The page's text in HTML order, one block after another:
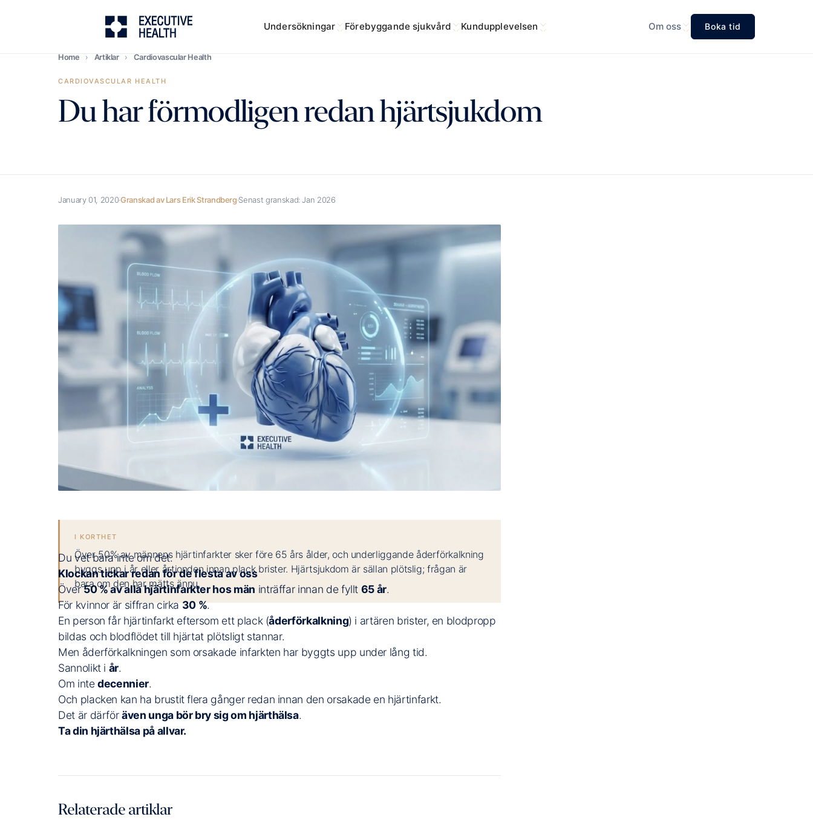
Undersökningar Förebyggande sjukvård Kundupplevelsen Om oss Boka tid
Home › Artiklar › Cardiovascular Health
CARDIOVASCULAR HEALTH
Du har förmodligen redan hjärtsjukdom
January 01, 2020·Granskad av Lars Erik Strandberg·Senast granskad:Jan 2026
I KORTHET
Över 50% av männens hjärtinfarkter sker före 65 års ålder, och underliggande åderförkalkning
byggs upp i år eller årtionden innan plack brister. Hjärtsjukdom är sällan plötslig; frågan är
bara om den har mätts ännu.
Du vet bara inte om det.
Klockan tickar redan för de flesta av oss
Över50 % av alla hjärtinfarkter hos män inträffar innan de fyllt 65 år.
För kvinnor är siffran cirka30 %.
En person får hjärtinfarkt eftersom ett plack (åderförkalkning) i artären brister, en blodpropp
bildas och blodflödet till hjärtat plötsligt stannar.
Men åderförkalkningen som orsakade infarkten har byggts upp under lång tid.
Sannolikt i år.
Om intedecennier.
Och placken kan ha brustit flera gånger redan innan den orsakade en hjärtinfarkt.
Det är därföräven unga bör bry sig om hjärthälsa.
Ta din hjärthälsa på allvar.
Relaterade artiklar